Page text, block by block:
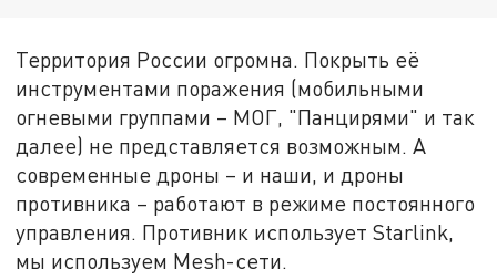
Территория России огромна. Покрыть её
инструментами поражения (мобильными
огневыми группами – МОГ, "Панцирями" и так
далее) не представляется возможным. А
современные дроны – и наши, и дроны
противника – работают в режиме постоянного
управления. Противник использует Starlink,
мы используем Mesh-сети.